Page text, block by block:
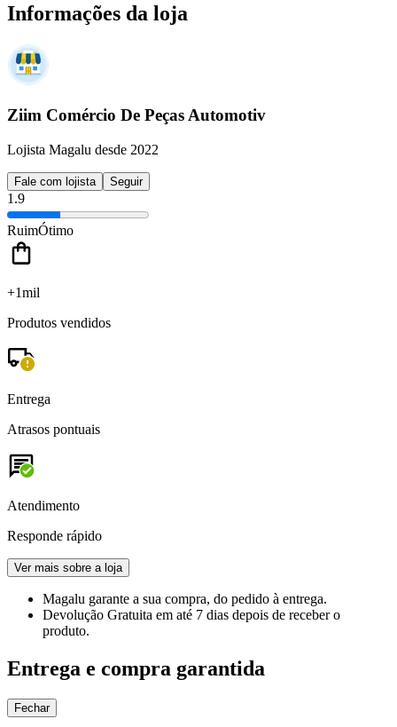
Informações da loja
Ziim Comércio De Peças Automotiv
Lojista Magalu desde 2022
Fale com lojista Seguir
1.9
RuimÓtimo
+1mil
Produtos vendidos
Entrega
Atrasos pontuais
Atendimento
Responde rápido
Ver mais sobre a loja
Magalu garante a sua compra, do pedido à entrega.
Devolução Gratuita em até 7 dias depois de receber o
produto.
Entrega e compra garantida
Fechar